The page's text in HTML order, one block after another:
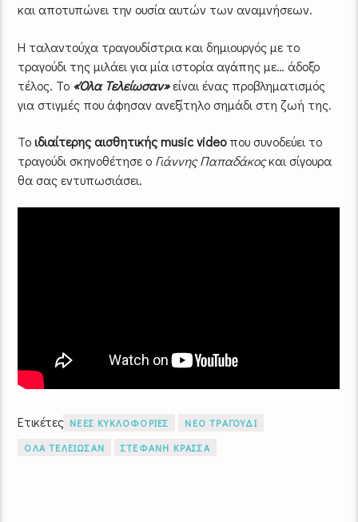
και αποτυπώνει την ουσία αυτών των αναμνήσεων.
Η ταλαντούχα τραγουδίστρια και δημιουργός με το
τραγούδι της μιλάει για μία ιστορία αγάπης με… άδοξο
τέλος. Το «Όλα Τελείωσαν»είναι ένας προβληματισμός
για στιγμές που άφησαν ανεξίτηλο σημάδι στη ζωή της.
Τοιδιαίτερης αισθητικήςmusicvideoπου συνοδεύει το
τραγούδι σκηνοθέτησε ο Γιάννης Παπαδάκοςκαι σίγουρα
θα σας εντυπωσιάσει.
Ετικέτες ΝΕΕΣ ΚΥΚΛΟΦΟΡΙΕΣ
ΝΕΟ ΤΡΑΓΟΥΔΙ
ΟΛΑ ΤΕΛΕΙΩΣΑΝ
ΣΤΕΦΑΝΗ ΚΡΑΣΣΑ